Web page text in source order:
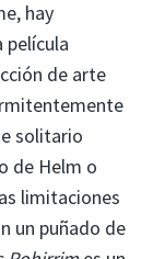
hay
película
de arte
solitario
de Helm o
limitaciones
un puñado de